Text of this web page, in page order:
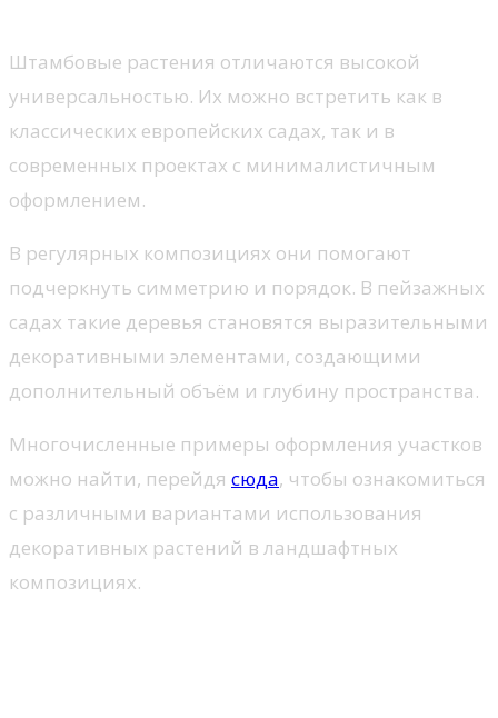
Штамбовые растения отличаются высокой
универсальностью. Их можно встретить как в
классических европейских садах, так и в
современных проектах с минималистичным
оформлением.
В регулярных композициях они помогают
подчеркнуть симметрию и порядок. В пейзажных
садах такие деревья становятся выразительными
декоративными элементами, создающими
дополнительный объём и глубину пространства.
Многочисленные примеры оформления участков
можно найти, перейдя сюда, чтобы ознакомиться
с различными вариантами использования
декоративных растений в ландшафтных
композициях.